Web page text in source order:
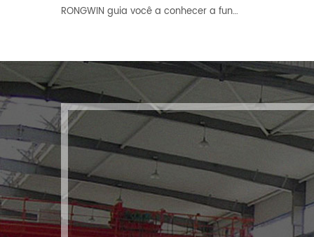
etc., sendo uma
Personalize as
num só lugar. solução.
Esta linha inclui
dispositivo de
alimentação
automática, prensa
pneumática JH21
personalizada e outros
itens personalizados.
moldes para diferentes
peças de trabalho.
RONGWIN guia você a conhecer a função de EP-D 30T1200 SYNTEC 73BA prensa dobradeira CNC